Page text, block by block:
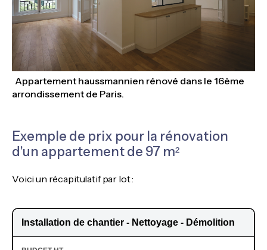
Appartement haussmannien rénové dans le 16ème
arrondissement de Paris.
Exemple de prix pour la rénovation
d'un appartement de 97 m²
Voici un récapitulatif par lot :
Installation de chantier - Nettoyage - Démolition